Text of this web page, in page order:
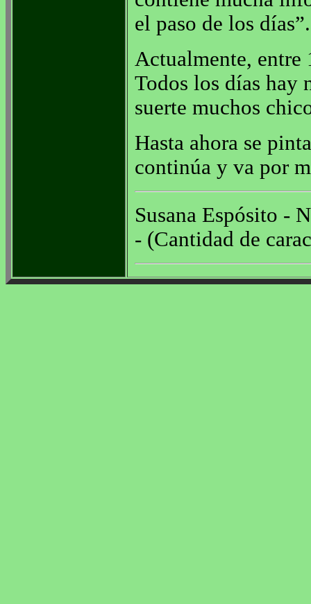
el paso de los días”.
Actualmente, entre
Todos los días hay
suerte muchos
Hasta ahora se
continúa y va por
Susana Espósito -
- (Cantidad de